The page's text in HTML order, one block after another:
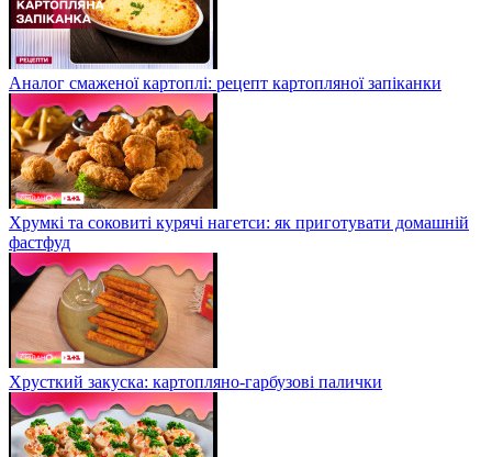
Аналог смаженої картоплі: рецепт картопляної запіканки
Хрумкі та соковиті курячі нагетси: як приготувати домашній
фастфуд
Хрусткий закуска: картопляно-гарбузові палички